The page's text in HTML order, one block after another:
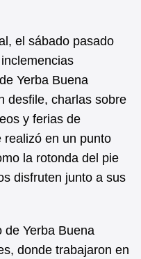
el sábado pasado
Yerba Buena
desfile, charlas sobre
y ferias de
realizó en un punto
la rotonda del pie
disfruten junto a sus
de Yerba Buena
donde trabajaron en